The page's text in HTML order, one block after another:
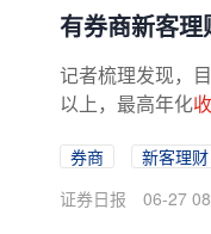
有券商新客
记者梳理发现，
以上，最高年化
券商 新客理财
证券日报
06-27